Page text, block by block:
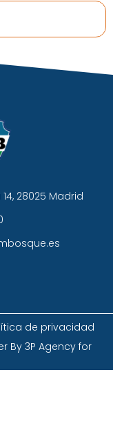
28025 Madrid
de privacidad
By 3P Agency for